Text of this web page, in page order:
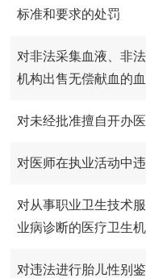
标准和要求的处罚
对非法采集血液、非
机构出售无偿献血的
对未经批准擅自开办
对医师在执业活动中
对从事职业卫生技术
业病诊断的医疗卫生
对违法进行胎儿性别